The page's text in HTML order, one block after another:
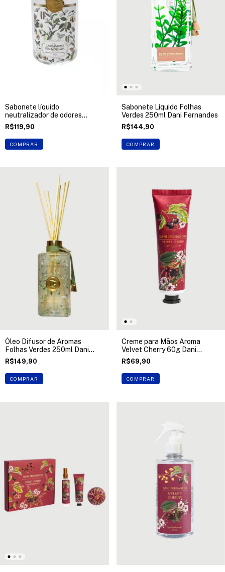
Sabonete líquido
neutralizador de odores
500ml Dani Fernandes
R$119,90
COMPRAR
Sabonete Líquido Folhas
Verdes 250ml Dani Fernandes
R$144,90
COMPRAR
Óleo Difusor de Aromas
Folhas Verdes 250ml Dani
Fernandes
R$149,90
COMPRAR
Creme para Mãos Aroma
Velvet Cherry 60g Dani
Fernandes
R$69,90
COMPRAR